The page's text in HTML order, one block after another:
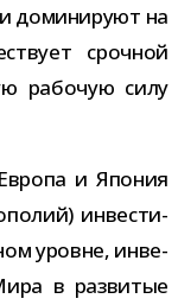
доми­ни­руют на
сроч­ной
рабо­чую силу
и Япония
инве­сти­
уровне, инве­
в раз­ви­тые